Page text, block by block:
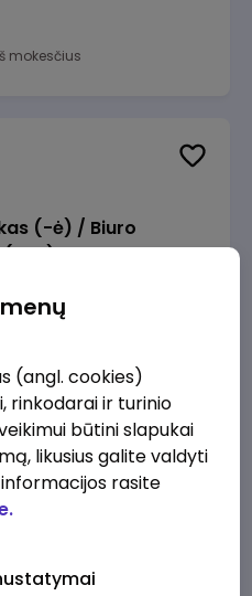
mokesčius
(-ė) / Biuro
(-a), J.
(angl. cookies)
rinkodarai ir turinio
būtini slapukai
likusius galite valdyti
rasite